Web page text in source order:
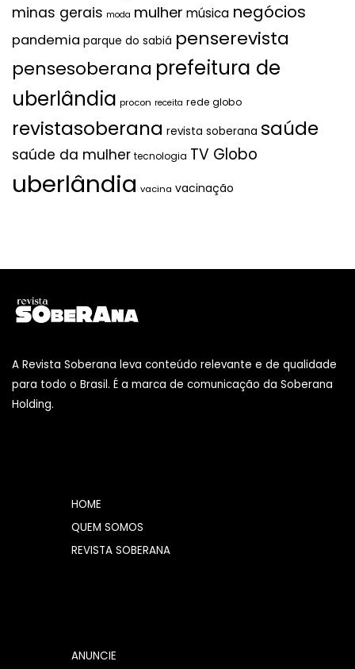
minas gerais moda mulher música negócios
pandemia parque do sabiá penserevista
pensesoberana prefeitura de
uberlândia procon receita rede globo
revistasoberana revista soberana saúde
saúde da mulher tecnologia TV Globo
uberlândia vacina vacinação
A Revista Soberana leva conteúdo relevante e de qualidade
para todo o Brasil. É a marca de comunicação da Soberana
Holding.
HOME
QUEM SOMOS
REVISTA SOBERANA
ANUNCIE